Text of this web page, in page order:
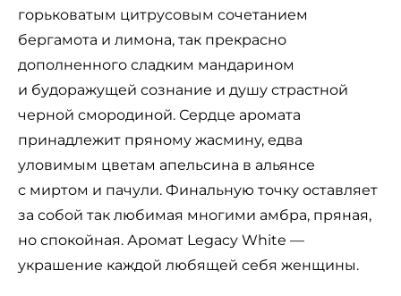
горьковатым цитрусовым сочетанием
бергамота и лимона, так прекрасно
дополненного сладким мандарином
и будоражущей сознание и душу страстной
черной смородиной. Сердце аромата
принадлежит пряному жасмину, едва
уловимым цветам апельсина в альянсе
с миртом и пачули. Финальную точку оставляет
за собой так любимая многими амбра, пряная,
но спокойная. Аромат Legacy White —
украшение каждой любящей себя женщины.